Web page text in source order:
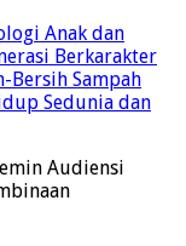
Anak dan
Berkarakter
Bersih Sampah
Sedunia dan
Audiensi